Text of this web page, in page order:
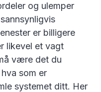
og ulemper
er billigere
likevel et vagt
være det du
som er
systemet ditt. Her